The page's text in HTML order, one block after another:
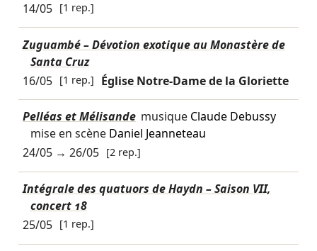
14/05 [1 rep.]
Zuguambé – Dévotion exotique au Monastère de
Santa Cruz
16/05 [1 rep.] Église Notre-Dame de la Gloriette
Pelléas et Mélisande musique Claude Debussy
mise en scène Daniel Jeanneteau
24/05→ 26/05 [2 rep.]
Intégrale des quatuors de Haydn – Saison VII,
concert 18
25/05 [1 rep.]